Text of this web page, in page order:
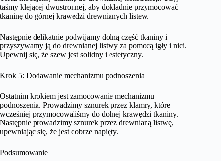
taśmy klejącej dwustronnej, aby dokładnie przymocować
tkaninę do górnej krawędzi drewnianych listew.
Następnie delikatnie podwijamy dolną część tkaniny i
przyszywamy ją do drewnianej listwy za pomocą igły i nici.
Upewnij się, że szew jest solidny i estetyczny.
Krok 5: Dodawanie mechanizmu podnoszenia
Ostatnim krokiem jest zamocowanie mechanizmu
podnoszenia. Prowadzimy sznurek przez klamry, które
wcześniej przymocowaliśmy do dolnej krawędzi tkaniny.
Następnie prowadzimy sznurek przez drewnianą listwę,
upewniając się, że jest dobrze napięty.
Podsumowanie